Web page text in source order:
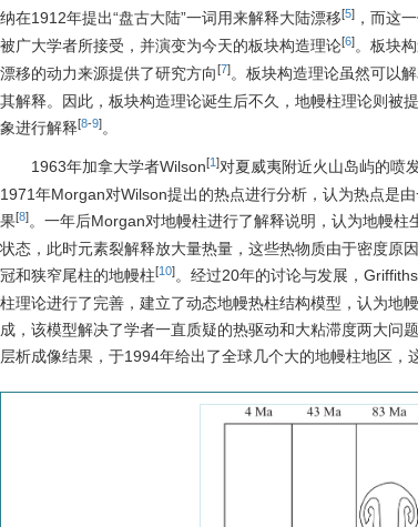
纳在1912年提出“盘古大陆”一词用来解释大陆漂移[5] ，而这
被广大学者所接受，并演变为今天的板块构造理论[6]。板块
漂移的动力来源提供了研究方向[7]。板块构造理论虽然可以
其解释。因此，板块构造理论诞生后不久，地幔柱理论则被
象进行解释[8-9]。
1963年加拿大学者Wilson[1]对夏威夷附近火山岛屿的喷
1971年Morgan对Wilson提出的热点进行分析，认为热点是
果[8]。一年后Morgan对地幔柱进行了解释说明，认为地幔
状态，此时元素裂解释放大量热量，这些热物质由于密度原
冠和狭窄尾柱的地幔柱[10]。经过20年的讨论与发展，
柱理论进行了完善，建立了动态地幔热柱结构模型，认为地
成，该模型解决了学者一直质疑的热驱动和大粘滞度两大问
层析成像结果，于1994年给出了全球几个大的地幔柱地区，